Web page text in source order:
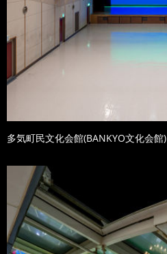
多気町民文化会館(BANKYO文化会館)